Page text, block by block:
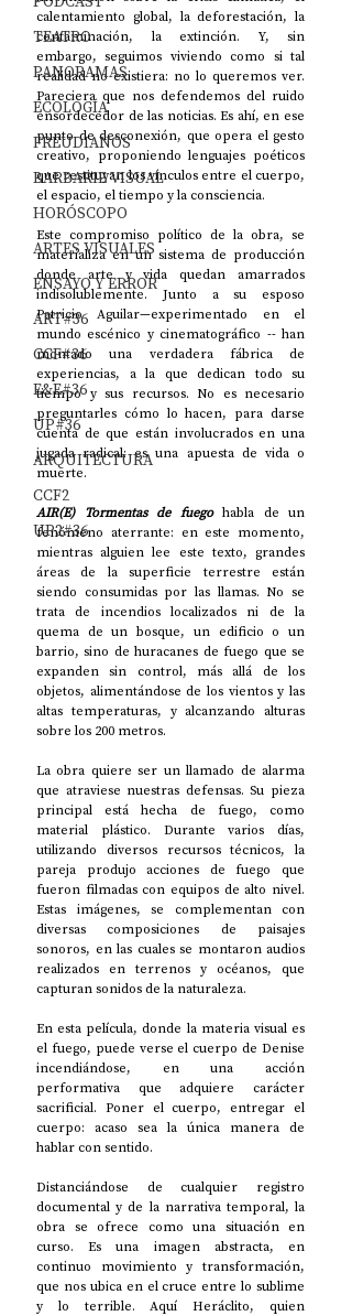
TEATRO
PANORAMAS
ECOLOGÍA
FREUDIANOS
BARBARIE VISUAL
HORÓSCOPO
ARTES VISUALES
ENSAYO Y ERROR
ART#36
CCF#36
E&E#36
UP#36
ARQUITECTURA
CCF2
UP2#36
calentamiento global, la deforestación, la
contaminación, la extinción. Y, sin
embargo, seguimos viviendo como si tal
realidad no existiera: no lo queremos ver.
Pareciera que nos defendemos del ruido
ensordecedor de las noticias. Es ahí, en ese
punto de desconexión, que opera el gesto
creativo, proponiendo lenguajes poéticos
que restituyan los vínculos entre el cuerpo,
el espacio, el tiempo y la consciencia.
Este compromiso político de la obra, se
materializa en un sistema de producción
donde arte y vida quedan amarrados
indisolublemente. Junto a su esposo
Patricio Aguilar—experimentado en el
mundo escénico y cinematográfico -- han
montado una verdadera fábrica de
experiencias, a la que dedican todo su
tiempo y sus recursos. No es necesario
preguntarles cómo lo hacen, para darse
cuenta de que están involucrados en una
jugada radical: es una apuesta de vida o
muerte.
AIR(E) Tormentas de fuego habla de un
fenómeno aterrante: en este momento,
mientras alguien lee este texto, grandes
áreas de la superficie terrestre están
siendo consumidas por las llamas. No se
trata de incendios localizados ni de la
quema de un bosque, un edificio o un
barrio, sino de huracanes de fuego que se
expanden sin control, más allá de los
objetos, alimentándose de los vientos y las
altas temperaturas, y alcanzando alturas
sobre los 200 metros.
La obra quiere ser un llamado de alarma
que atraviese nuestras defensas. Su pieza
principal está hecha de fuego, como
material plástico. Durante varios días,
utilizando diversos recursos técnicos, la
pareja produjo acciones de fuego que
fueron filmadas con equipos de alto nivel.
Estas imágenes, se complementan con
diversas composiciones de paisajes
sonoros, en las cuales se montaron audios
realizados en terrenos y océanos, que
capturan sonidos de la naturaleza.
En esta película, donde la materia visual es
el fuego, puede verse el cuerpo de Denise
incendiándose, en una acción
performativa que adquiere carácter
sacrificial. Poner el cuerpo, entregar el
cuerpo: acaso sea la única manera de
hablar con sentido.
Distanciándose de cualquier registro
documental y de la narrativa temporal, la
obra se ofrece como una situación en
curso. Es una imagen abstracta, en
continuo movimiento y transformación,
que nos ubica en el cruce entre lo sublime
y lo terrible. Aquí Heráclito, quien